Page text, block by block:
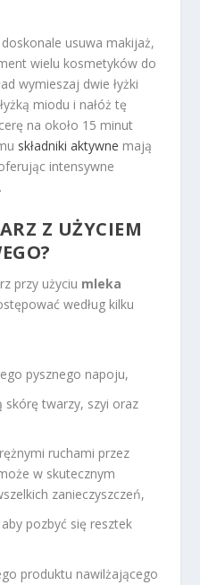
usuwa makijaż,
wielu kosmetyków do
wymieszaj dwie łyżki
miodu i nałóż tę
na około 15 minut
składniki aktywne mają
intensywne
Z UŻYCIEM
przy użyciu mleka
według kilku
pysznego napoju,
skórę twarzy, szyi oraz
ruchami przez
w skutecznym
zanieczyszczeń,
pozbyć się resztek
produktu nawilżającego